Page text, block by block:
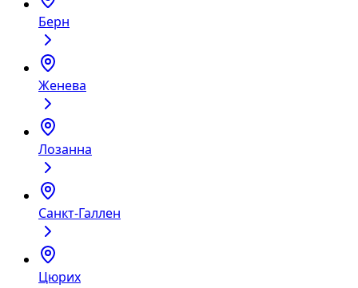
Берн
Женева
Лозанна
Санкт-Галлен
Цюрих